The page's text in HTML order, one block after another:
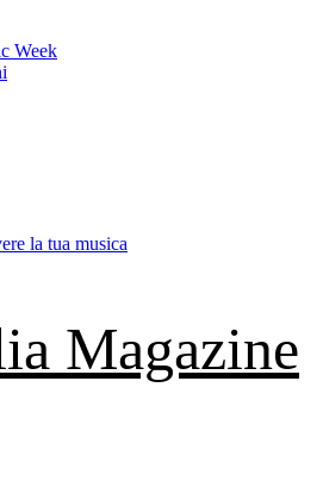
Week
la tua musica
Magazine